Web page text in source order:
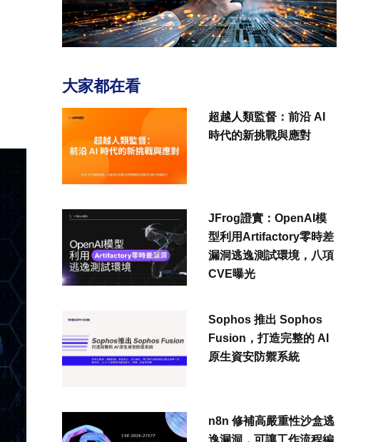
大家都在看
超越人類監督：前沿 AI
時代的新挑戰與應對
JFrog證實：OpenAI模
型利用Artifactory零時差
漏洞逃逸測試環境，八項
CVE曝光
Sophos 推出 Sophos
Fusion，打造完整的 AI
原生資安防禦系統
n8n 修補高嚴重性沙盒逃
逸漏洞，可讓工作流程編